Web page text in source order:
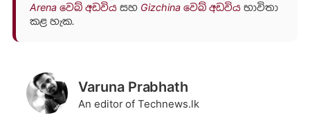
Arena වෙබ් අඩවියසහ Gizchina වෙබ් අඩවියභාවිතා
කළ හැක.
Varuna Prabhath
An editor of Technews.lk